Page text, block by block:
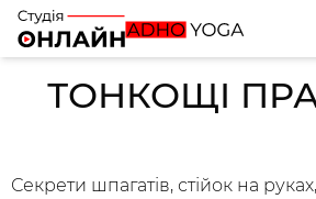
ТОНКОЩІ
Секрети шпагатів, стійок на